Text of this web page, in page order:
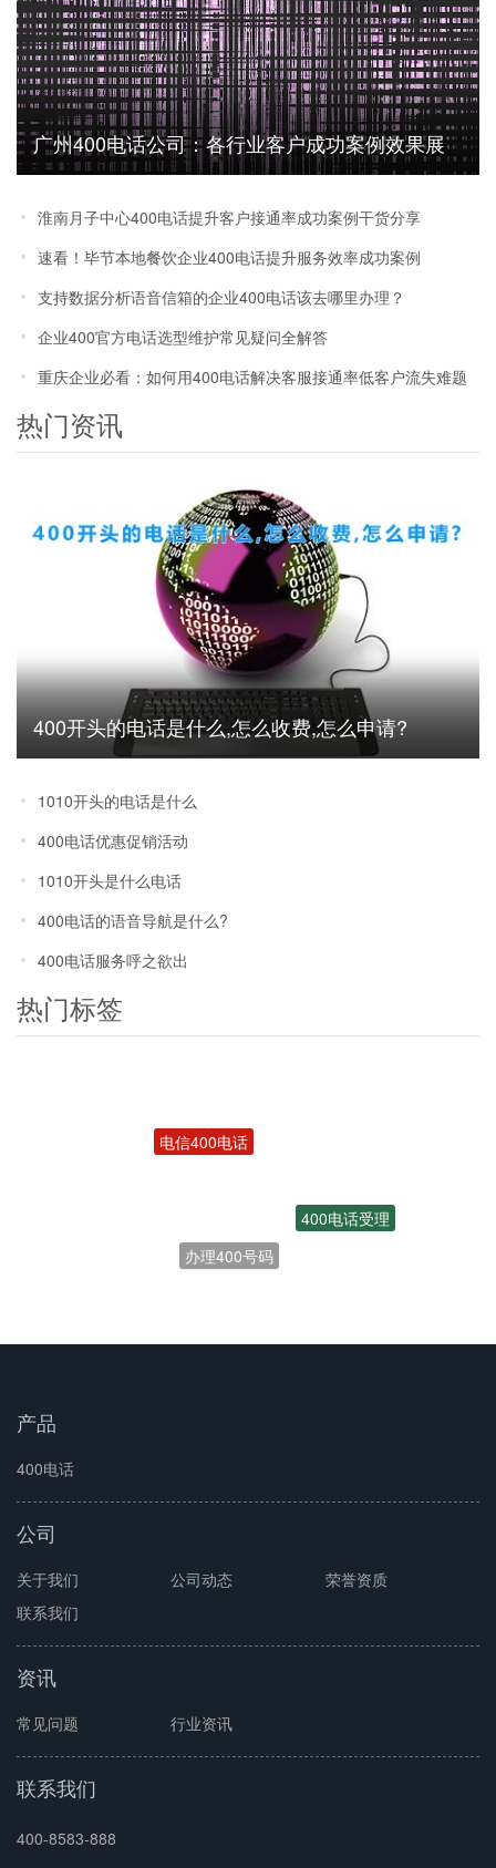
广州400电话公司：各行业客户成功案例效果展
示
淮南月子中心400电话提升客户接通率成功案例干货分享
速看！毕节本地餐饮企业400电话提升服务效率成功案例
支持数据分析语音信箱的企业400电话该去哪里办理？
企业400官方电话选型维护常见疑问全解答
重庆企业必看：如何用400电话解决客服接通率低客户流失难题
热门资讯
400开头的电话是什么,怎么收费,怎么申请?
1010开头的电话是什么
400电话优惠促销活动
1010开头是什么电话
400电话的语音导航是什么?
400电话服务呼之欲出
热门标签
联通400电话
400电话受理
产品
400电话
公司
关于我们 公司动态
荣誉资质
联系我们
资讯
常见问题 行业资讯
联系我们
400-8583-888